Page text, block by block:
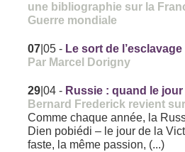
une bibliographie sur la
Guerre mondiale
07 |05 - Le sort de
Par Marcel Dorigny
29 |04 - Russie : quand le
Bernard Frederick revient
Comme chaque année, la
Dien pobiédi – le jour de la
faste, la même passion, (...)